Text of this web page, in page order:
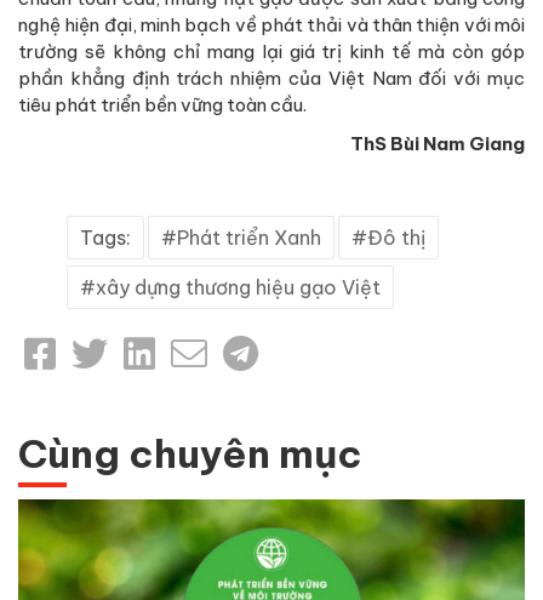
nghệ hiện đại, minh bạch về phát thải và thân thiện với môi
trường sẽ không chỉ mang lại giá trị kinh tế mà còn góp
phần khẳng định trách nhiệm của Việt Nam đối với mục
tiêu phát triển bền vững toàn cầu.
ThS Bùi Nam Giang
Tags: Phát triển Xanh Đô thị
xây dựng thương hiệu gạo Việt
Cùng chuyên mục